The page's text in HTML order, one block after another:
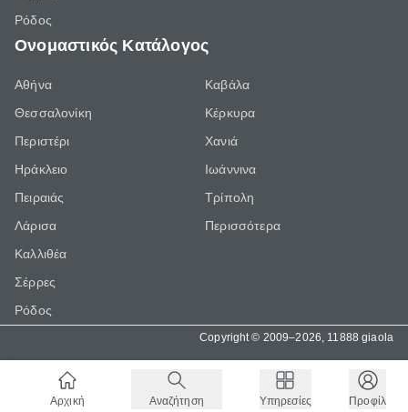
Ρόδος
Ονομαστικός Κατάλογος
Αθήνα
Θεσσαλονίκη
Περιστέρι
Ηράκλειο
Πειραιάς
Λάρισα
Καλλιθέα
Σέρρες
Ρόδος
Καβάλα
Κέρκυρα
Χανιά
Ιωάννινα
Τρίπολη
Περισσότερα
Copyright © 2009–2026, 11888 giaola
Αρχική Αναζήτηση Υπηρεσίες Προφίλ